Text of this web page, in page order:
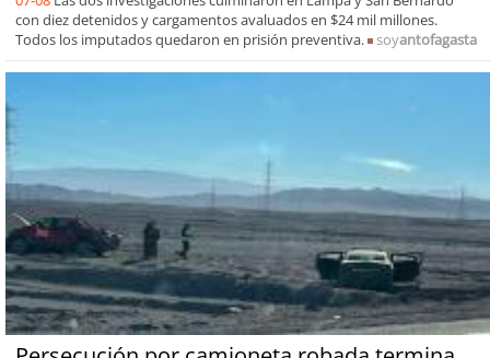
con diez detenidos y cargamentos avaluados en $24 mil millones.
Todos los imputados quedaron en prisión preventiva.
soyantofagasta